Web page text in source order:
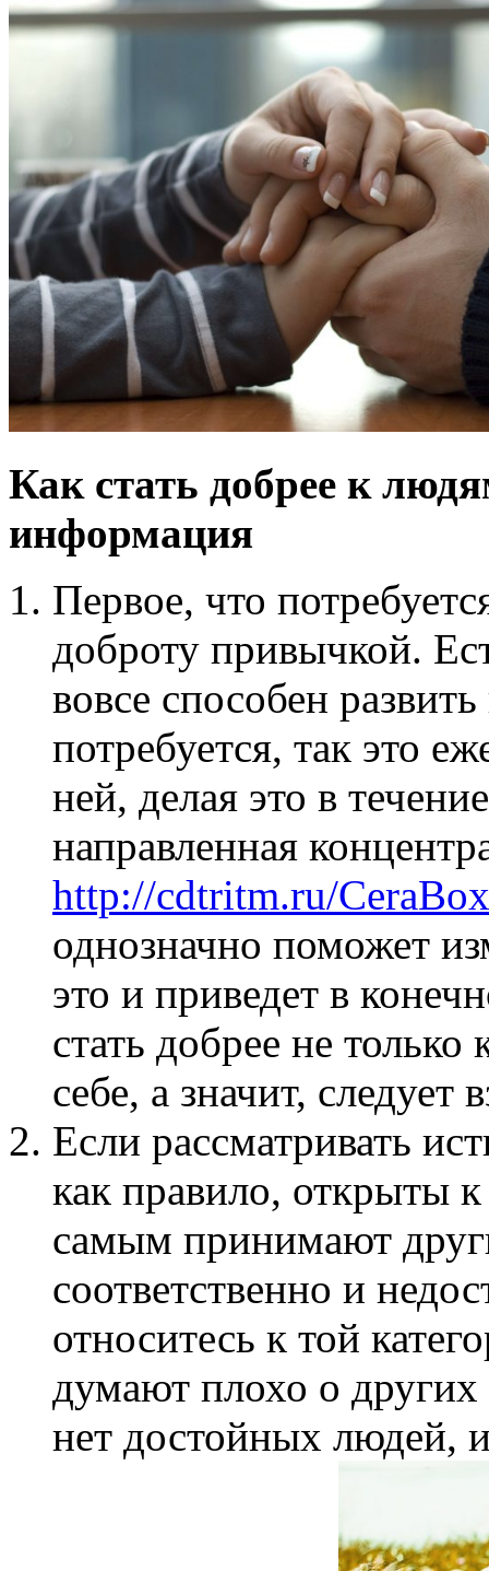
Как стать добрее к
информация
Первое, что
доброту привычкой.
вовсе способен
потребуется, так это
ней, делая это в
направленная
http://cdtritm.ru/
однозначно поможет
это и приведет в
стать добрее не
себе, а значит, следует
Если рассматривать
как правило, открыты
самым принимают
соответственно и
относитесь к той
думают плохо о других
нет достойных людей,